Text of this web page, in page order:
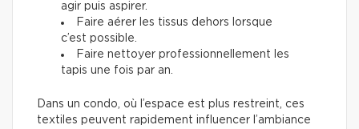
agir puis aspirer.
Faire aérer les tissus dehors lorsque
c’est possible.
Faire nettoyer professionnellement les
tapis une fois par an.
Dans un condo, où l’espace est plus restreint, ces
textiles peuvent rapidement influencer l’ambiance